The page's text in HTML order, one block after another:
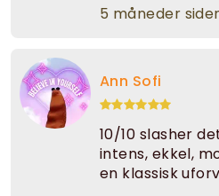
5 måneder
Ann Sofi
10/10 slasher
intens, ekkel,
en klassisk